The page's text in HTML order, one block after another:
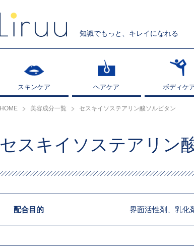
知識でもっと、キレイになれる
スキンケア
スキンケア ヘアケア
ヘアケア ボディケ
ボディケ
HOME 美容成分一覧 セスキイソステアリン酸ソルビタン
セスキイソステアリン
配合目的 界面活性剤、乳化